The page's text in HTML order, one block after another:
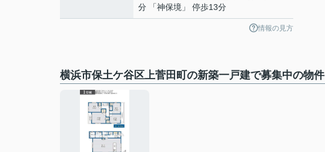
分 「神保境」 停歩13分
情報の見方
横浜市保土ケ谷区上菅田町の新築一戸建で募集中の物件